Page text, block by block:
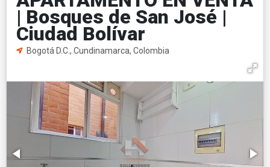
| Bosques de San José |
Ciudad Bolívar
Bogotá D.C., Cundinamarca, Colombia